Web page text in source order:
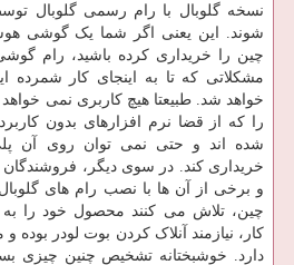
نسخه گلوبال با رام رسمی گلوبال
شوند. این یعنی اگر شما یک گوشی
چین را خریداری کرده باشید، رام
مشکلاتی که تا به اینجای کار شمرده
خواهد شد. طبیعتا هیچ کاربری نمی‌
را که از قضا نرم افزارهای بدون
شده ‌اند و حتی نمی ‌توان روی آن
خریداری کند. در سوی دیگر، فروشندگان
و برخی از آن ها با نصب رام‌ های
چین، تلاش می ‌کنند محصول خود را به
کار، نیازمند آنلاک کردن بوت لودر بوده
دارد. خوشبختانه تشخیص چنین چیزی